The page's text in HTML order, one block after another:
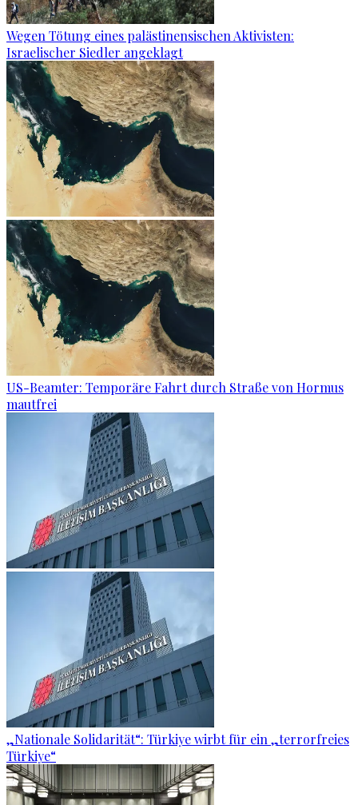
Wegen Tötung eines palästinensischen Aktivisten:
Israelischer Siedler angeklagt
US-Beamter: Temporäre Fahrt durch Straße von Hormus
mautfrei
„Nationale Solidarität“: Türkiye wirbt für ein „terrorfreies
Türkiye“